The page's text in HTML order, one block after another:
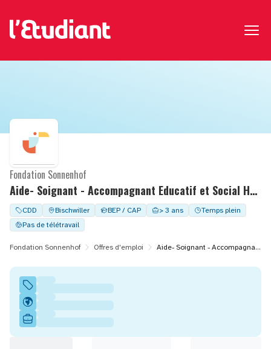
Aide- Soignant - Accompagnant Educatif et Social H/F - temps complet - FAM M. DURAND
Fondation Sonnenhof
CDD Bischwiller BEP / CAP > 3 ans
Temps plein
Pas de télétravail
Fondation Sonnenhof Offres d'emploi Aide- Soignant - Accompagnant Educatif et Social H/F - temps complet - FAM M. DURAND